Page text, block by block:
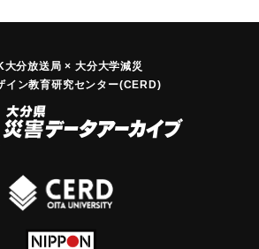
大分放送局 × 大分大学減災
イン教育研究センター(CERD)